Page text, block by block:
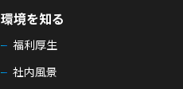
環境を知る
福利厚生
社内風景